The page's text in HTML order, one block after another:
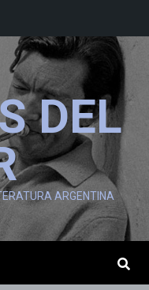
DEL
ARGENTINA